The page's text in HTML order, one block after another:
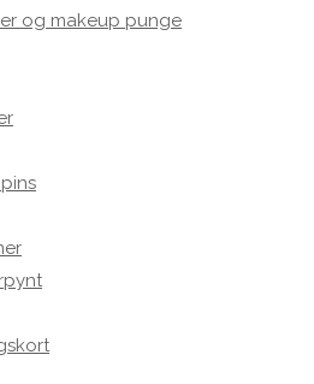
og makeup punge